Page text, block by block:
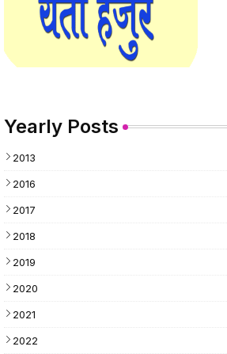
Yearly Posts
2013
2016
2017
2018
2019
2020
2021
2022